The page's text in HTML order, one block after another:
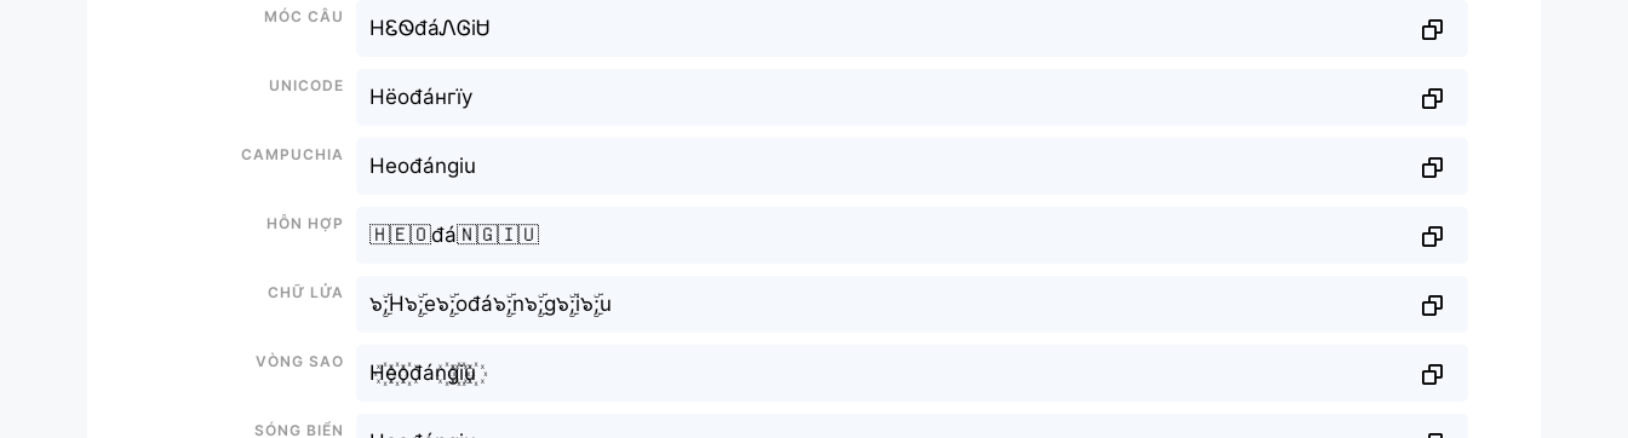
Móc câu
HᏋᏫđáᏁᎶiᏌ
Unicode
Нёоđáнгїу
Campuchia
Heođángiu
Hỗn hợp
🇭🇪🇴đá🇳🇬🇮🇺
Chữ Lửa
๖ۣۜ;H๖ۣۜ;e๖ۣۜ;ođá๖ۣۜ;n๖ۣۜ;g๖ۣۜ;i๖ۣۜ;u
Vòng sao
H꙰e꙰o꙰đán꙰g꙰i꙰u꙰
Sóng biển